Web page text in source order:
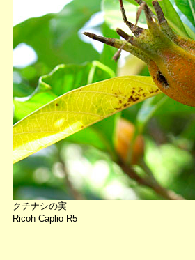
クチナシの実
Ricoh Caplio R5